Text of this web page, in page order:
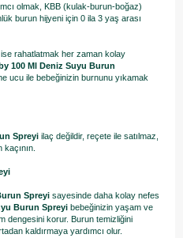
olmak, KBB (kulak-burun-boğaz)
burun hijyeni için 0 ila 3 yaş arası
rahatlatmak her zaman kolay
100 Ml Deniz Suyu Burun
ucu ile bebeğinizin burnunu yıkamak
Spreyi ilaç değildir, reçete ile satılmaz,
Spreyi sayesinde daha kolay nefes
Burun Spreyi bebeğinizin yaşam ve
dengesini korur. Burun temizliğini
kaldırmaya yardımcı olur.